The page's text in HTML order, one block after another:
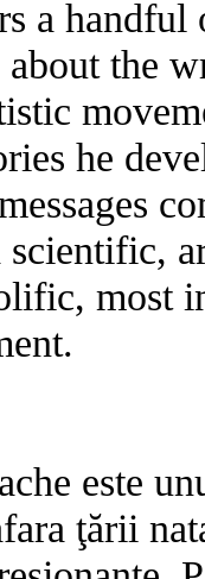
a handful
the
he
scientific,
most
este
ţării